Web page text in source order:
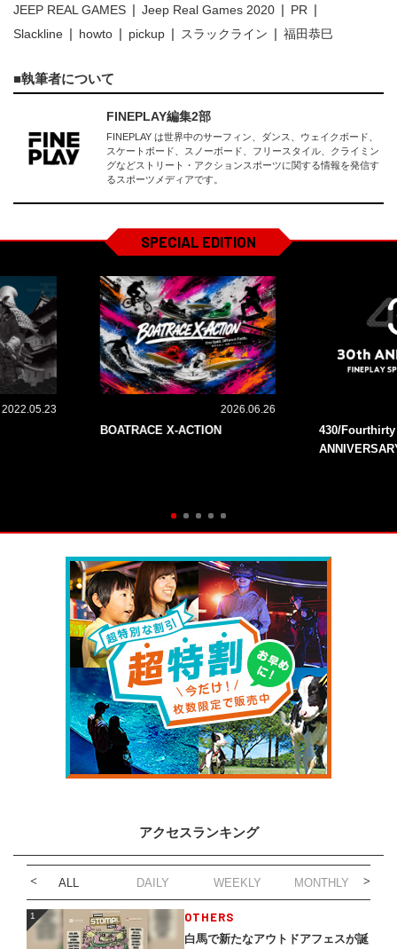
JEEP REAL GAMES Jeep Real Games 2020
PR
Slackline
howto pickup スラックライン 福田恭巳
執筆者について
FINEPLAY編集2部
FINEPLAY は世界中のサーフィン、ダンス、ウェイクボード、
スケートボード、スノーボード、フリースタイル、クライミン
グなどストリート・アクションスポーツに関する情報を発信す
るスポーツメディアです。
SPECIAL EDITION
2022.05.23 2026.06.26
BOATRACE X-ACTION
430/
アクセスランキング
ALL DAILY WEEKLY MONTHLY
1 OTHERS
白馬で新たなアウトドアフェスが誕